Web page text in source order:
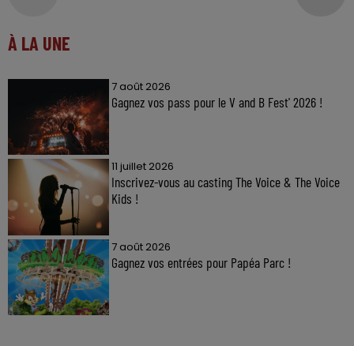
À LA UNE
7 août 2026
Gagnez vos pass pour le V and B Fest' 2026 !
11 juillet 2026
Inscrivez-vous au casting The Voice & The Voice
Kids !
7 août 2026
Gagnez vos entrées pour Papéa Parc !